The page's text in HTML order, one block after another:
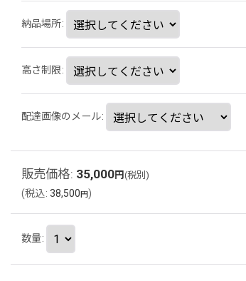
納品場所:
高さ制限:
配達画像のメール:
販売価格: 35,000円 (税別)
(税込: 38,500 円 )
数量: